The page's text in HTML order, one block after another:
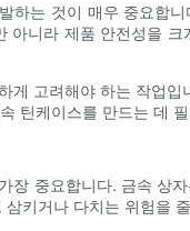
는 것이 매우 중요합
니라 제품 안전성을
고려해야 하는 작업
틴케이스를 만드는 데
중요합니다. 금속 상
키거나 다치는 위험을